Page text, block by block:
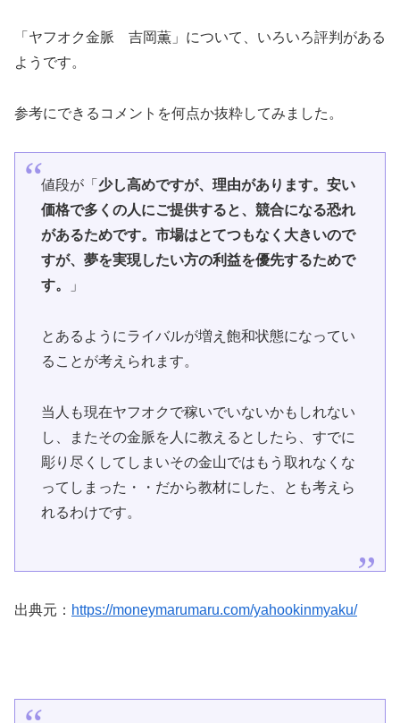
「ヤフオク金脈 吉岡薫」について、いろいろ評判がある
ようです。
参考にできるコメントを何点か抜粋してみました。
値段が「 少し高めですが、理由があります。 安い
価格で多くの人にご提供すると、 競合になる恐れ
があるためです。 市場はとてつもなく大きいので
すが、夢を実現したい方の利益を優先するためで
す。
」
とあるようにライバルが増え飽和状態になってい
ることが考えられます。
当人も現在ヤフオクで稼いでいないかもしれない
し、またその金脈を人に教えるとしたら、すでに
彫り尽くしてしまいその金山ではもう取れなくな
ってしまった・・だから教材にした、とも考えら
れるわけです。
出典元： https://moneymarumaru.com/yahookinmyaku/